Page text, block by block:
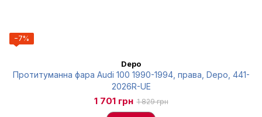
−7%
Depo
Протитуманна фара Audi 100 1990-1994, права, Depo, 441-
2026R-UE
1 701 грн 1 829 грн